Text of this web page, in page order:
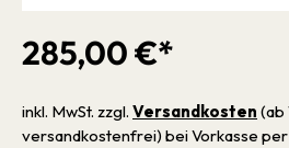
285,00 €*
inkl. MwSt. zzgl. Versandkosten (ab
versandkostenfrei) bei Vorkasse